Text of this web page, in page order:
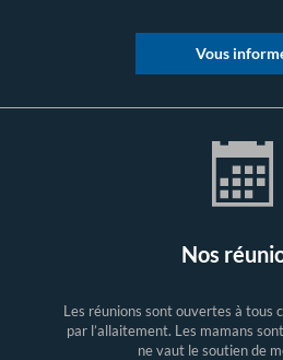
Vous
Nos
Les réunions sont ouvertes à tous
par l’allaitement. Les mamans
ne vaut le soutien de